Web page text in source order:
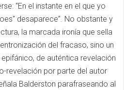
“En el instante en el que yo
desaparece”. No obstante y
la marcada ironía que sella
del fracaso, sino un
de auténtica revelación
revelación por parte del autor
Balderston parafraseando al